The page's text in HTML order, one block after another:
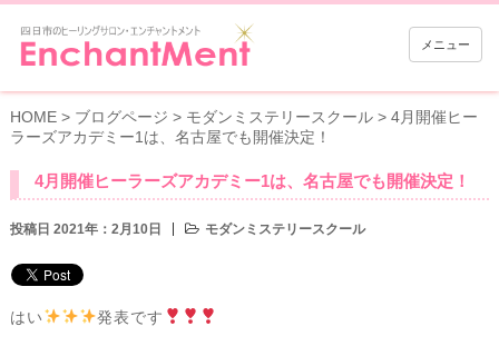
メニュー
HOME> ブログページ > モダンミステリースクール> 4月開催ヒー
ラーズアカデミー1は、名古屋でも開催決定！
4月開催ヒーラーズアカデミー1は、名古屋でも開催決定！
投稿日 2021年：2月10日 モダンミステリースクール
はい 発表です